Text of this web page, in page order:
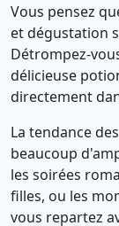
Vous pensez
et dégustation
Détrompez-
délicieuse
directement
La tendance
beaucoup
les soirées
filles, ou les
vous repartez